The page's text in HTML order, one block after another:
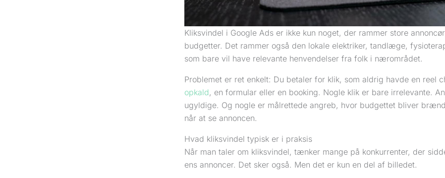
Kliksvindel i Google Ads er ikke kun noget, der rammer store
budgetter. Det rammer også den lokale elektriker, tandlæge,
som bare vil have relevante henvendelser fra folk i nærområdet.
Problemet er ret enkelt: Du betaler for klik, som aldrig havde en reel
opkald, en formular eller en booking. Nogle klik er bare irrelevante.
ugyldige. Og nogle er målrettede angreb, hvor budgettet bliver
når at se annoncen.
Hvad kliksvindel typisk er i praksis
Når man taler om kliksvindel, tænker mange på konkurrenter, der
ens annoncer. Det sker også. Men det er kun en del af billedet.